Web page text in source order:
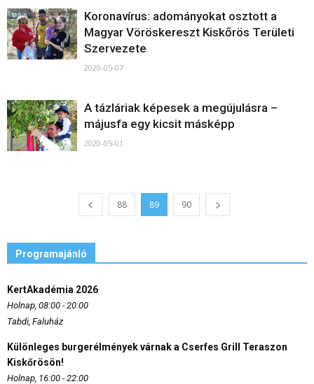
Koronavírus: adományokat osztott a
Magyar Vöröskereszt Kiskőrös Területi
Szervezete
2020-05-07
A tázláriak képesek a megújulásra –
májusfa egy kicsit másképp
2020-05-01
88 89 90
Programajánló
KertAkadémia 2026
Holnap, 08:00 - 20:00
Tabdi, Faluház
Különleges burgerélmények várnak a Cserfes Grill Teraszon
Kiskőrösön!
Holnap, 16:00 - 22:00